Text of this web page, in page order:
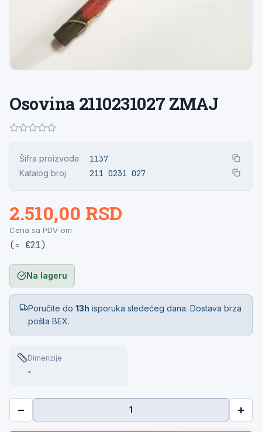
Osovina 2110231027 ZMAJ
Šifra proizvoda 1137
Katalog broj 211 0231 027
2.510,00 RSD
Cena sa PDV-om
(≈ €21)
Na lageru
Poručite do13h isporuka sledećeg dana. Dostava brza
pošta BEX.
Dimenzije
-
− +